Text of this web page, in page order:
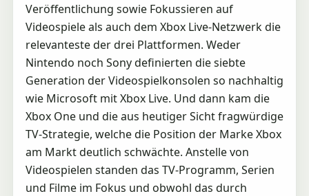
Veröffentlichung sowie Fokussieren auf
Videospiele als auch dem Xbox Live-Netzwerk die
relevanteste der drei Plattformen. Weder
Nintendo noch Sony definierten die siebte
Generation der Videospielkonsolen so nachhaltig
wie Microsoft mit Xbox Live. Und dann kam die
Xbox One und die aus heutiger Sicht fragwürdige
TV-Strategie, welche die Position der Marke Xbox
am Markt deutlich schwächte. Anstelle von
Videospielen standen das TV-Programm, Serien
und Filme im Fokus und obwohl das durch